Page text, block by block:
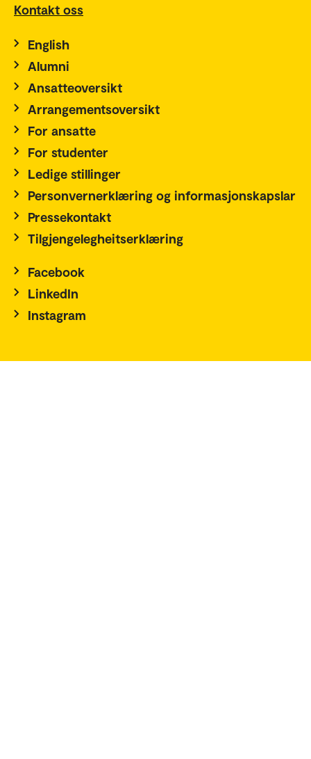
Kontakt oss
English
Alumni
Ansatteoversikt
Arrangementsoversikt
For ansatte
For studenter
Ledige stillinger
Personvernerklæring og informasjonskapslar
Pressekontakt
Tilgjengelegheitserklæring
Facebook
LinkedIn
Instagram